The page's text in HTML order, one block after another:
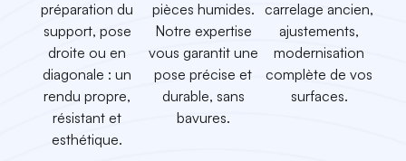
préparation du
support, pose
droite ou en
diagonale : un
rendu propre,
résistant et
esthétique.
pièces humides.
Notre expertise
vous garantit une
pose précise et
durable, sans
bavures.
carrelage ancien,
ajustements,
modernisation
complète de vos
surfaces.